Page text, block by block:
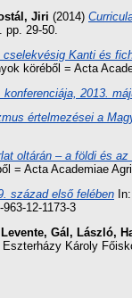
Jiri (2014)
pp. 29-50.
Kanti és
köréből = Acta
2013.
értelmezései a
oltárán – a földi és
= Acta Academiae
század első felében
12-1173-3
, Gál, László,
Károly